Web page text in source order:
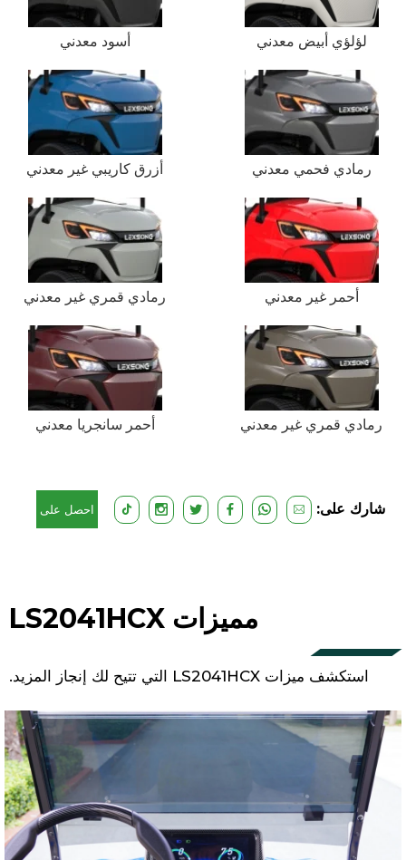
لؤلؤي أبيض معدني أسود معدني
رمادي فحمي معدني أزرق كاريبي غير معدني
أحمر غير معدني رمادي قمري غير معدني
رمادي قمري غير معدني أحمر سانجريا معدني
شارك على: احصل على
مميزات LS2041HCX
استكشف ميزات LS2041HCX التي تتيح لك إنجاز المزيد.